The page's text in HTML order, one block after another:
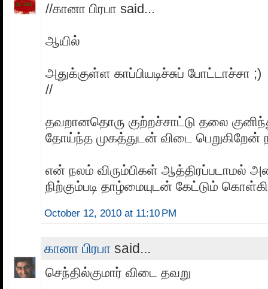
//கானா பிரபா said...
ஆயில்
அதுக்குள்ள காப்பியடிச்சுப் போட்டாச்சா ;)
//
தவறானதொரு குற்றச்சாட்டு தலை
தோய்ந்த முகத்துடன் விடை
என் நலம் விரும்பிகள் ஆத்திரப்படாமல்
நிற்கும்படி தாழ்மையுடன் கேட்டும்
October 12, 2010 at 11:10 PM
கானா பிரபா said...
செந்தில்குமார் விடை தவறு